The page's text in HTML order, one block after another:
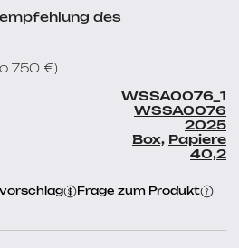
des
750 €)
WSSA0076_1
WSSA0076
2025
Box, Papiere
40,2
Frage zum Produkt